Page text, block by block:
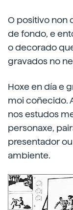
O positivo non
de fondo, e
o decorado
gravados no
Hoxe en día e
moi coñecido.
nos estudos
personaxe,
presentador
ambiente.